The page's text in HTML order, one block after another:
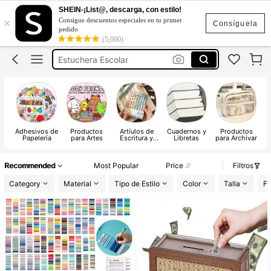
Consíguela
×
SHEIN-¡List@, descarga, con estilo!
Consigue descuentos especiales en tu primer
pedido
(5,000)
Utiles Escolar
Plumones
Estuchera Escolar
Papeleria
Utiles Escolar
Plumones
Adhesivos de
Papelería
Productos
para Artes
Artíulos de
Escritura y
Cuadernos y
Libretas
Productos
para Archivar
Recommended Most Popular Price
Filtros
Category
Material Tipo de Estilo Color Talla